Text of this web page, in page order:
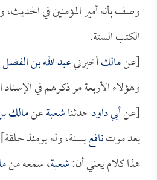
وصف بأنه أمير المؤمنين في
الكتب الستة.
[عنمالكأخبرنيعبد الله بن الفضل
وهؤلاء الأربعة مر ذكرهم في
[عنأبي داودحدثناشعبةعنمالك
بعد موتنافعبسنة، وله يومئذ
هذا كلام يعني أن:شعبة، سمعه من